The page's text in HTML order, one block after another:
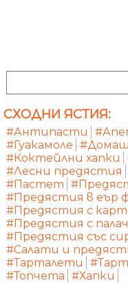
СХОДНИ ЯСТИЯ:
#Антипасти
#Гуакамоле
#Коктейлни хапки
#Лесни предястия
#Пастет
#Предястия в еър
#Предястия с
#Предястия с
#Предястия със
#Салати и
#Тарталети
#Топчета #Хапки